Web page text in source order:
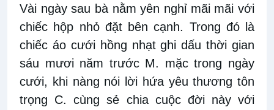
Vài ngày sau bà nằm yên nghỉ mãi mãi với
chiếc hộp nhỏ đặt bên cạnh. Trong đó là
chiếc áo cưới hồng nhạt ghi dấu thời gian
sáu mươi năm trước M. mặc trong ngày
cưới, khi nàng nói lời hứa yêu thương tôn
trọng C. cùng sẻ chia cuộc đời này với